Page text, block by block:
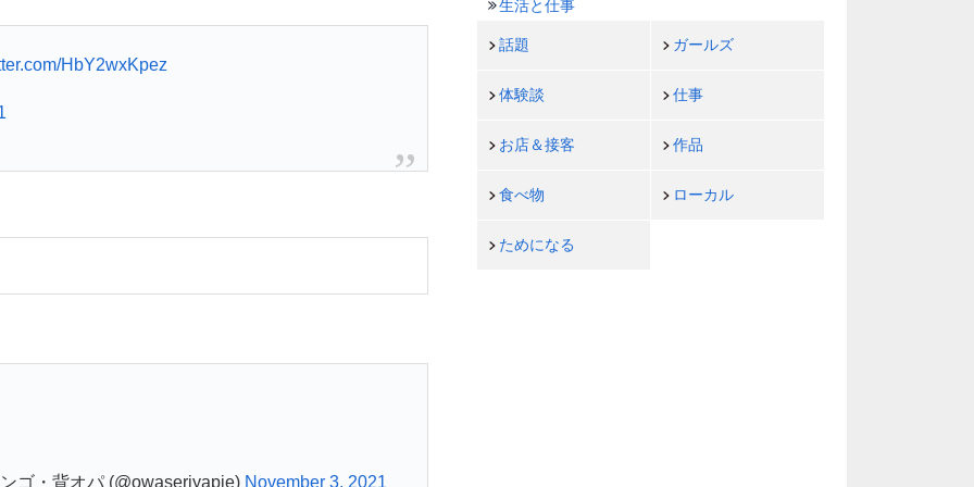
HbY2wxKpez
ゴ・背オパ (@owaseriyapie) November 3, 2021
生活と仕事
話題 ガールズ
体験談 仕事
お店＆接客 作品
食べ物 ローカル
ためになる